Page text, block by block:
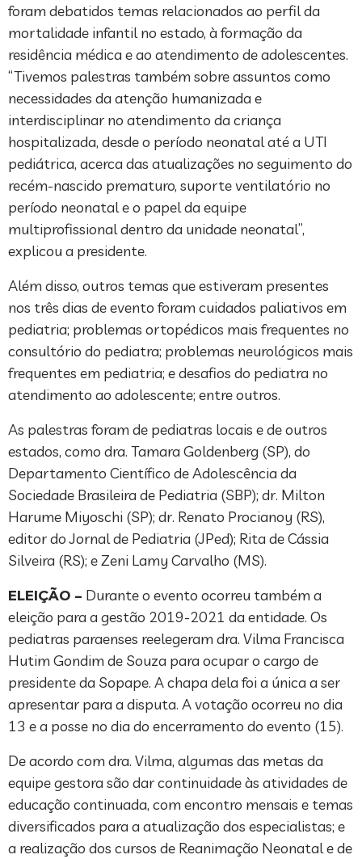
foram debatidos temas relacionados ao perfil da
mortalidade infantil no estado, à formação da
residência médica e ao atendimento de adolescentes.
“Tivemos palestras também sobre assuntos como
necessidades da atenção humanizada e
interdisciplinar no atendimento da criança
hospitalizada, desde o período neonatal até a UTI
pediátrica, acerca das atualizações no seguimento do
recém-nascido prematuro, suporte ventilatório no
período neonatal e o papel da equipe
multiprofissional dentro da unidade neonatal”,
explicou a presidente.
Além disso, outros temas que estiveram presentes
nos três dias de evento foram cuidados paliativos em
pediatria; problemas ortopédicos mais frequentes no
consultório do pediatra; problemas neurológicos mais
frequentes em pediatria; e desafios do pediatra no
atendimento ao adolescente; entre outros.
As palestras foram de pediatras locais e de outros
estados, como dra. Tamara Goldenberg (SP), do
Departamento Científico de Adolescência da
Sociedade Brasileira de Pediatria (SBP); dr. Milton
Harume Miyoschi (SP); dr. Renato Procianoy (RS),
editor do Jornal de Pediatria (JPed); Rita de Cássia
Silveira (RS); e Zeni Lamy Carvalho (MS).
ELEIÇÃO – Durante o evento ocorreu também a
eleição para a gestão 2019-2021 da entidade. Os
pediatras paraenses reelegeram dra. Vilma Francisca
Hutim Gondim de Souza para ocupar o cargo de
presidente da Sopape. A chapa dela foi a única a ser
apresentar para a disputa. A votação ocorreu no dia
13 e a posse no dia do encerramento do evento (15).
De acordo com dra. Vilma, algumas das metas da
equipe gestora são dar continuidade às atividades de
educação continuada, com encontro mensais e temas
diversificados para a atualização dos especialistas; e
a realização dos cursos de Reanimação Neonatal e de